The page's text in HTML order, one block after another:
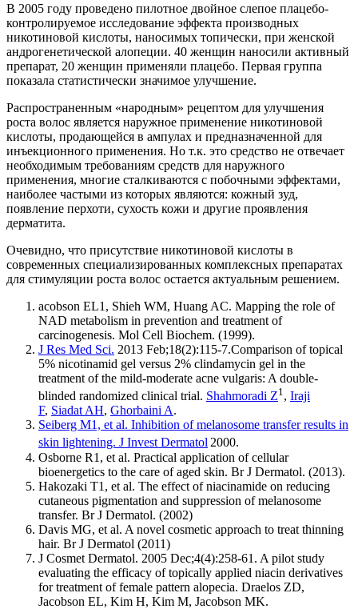
В 2005 году проведено пилотное двойное слепое плацебо-
контролируемое исследование эффекта производных
никотиновой кислоты, наносимых топически, при женской
андрогенетической алопеции. 40 женщин наносили активный
препарат, 20 женщин применяли плацебо. Первая группа
показала статистически значимое улучшение.
Распространенным «народным» рецептом для улучшения
роста волос является наружное применение никотиновой
кислоты, продающейся в ампулах и предназначенной для
инъекционного применения. Но т.к. это средство не отвечает
необходимым требованиям средств для наружного
применения, многие сталкиваются с побочными эффектами,
наиболее частыми из которых являются: кожный зуд,
появление перхоти, сухость кожи и другие проявления
дерматита.
Очевидно, что присутствие никотиновой кислоты в
современных специализированных комплексных препаратах
для стимуляции роста волос остается актуальным решением.
acobson EL1, Shieh WM, Huang AC. Mapping the role of
NAD metabolism in prevention and treatment of
carcinogenesis. Mol Cell Biochem. (1999).
J Res Med Sci. 2013 Feb;18(2):115-7.Comparison of topical
5% nicotinamid gel versus 2% clindamycin gel in the
treatment of the mild-moderate acne vulgaris: A double-
blinded randomized clinical trial. Shahmoradi Z1 , Iraji
F, Siadat AH, Ghorbaini A.
Seiberg M1, et al. Inhibition of melanosome transfer results in
skin lightening. J Invest Dermatol2000.
Osborne R1, et al. Practical application of cellular
bioenergetics to the care of aged skin. Br J Dermatol. (2013).
Hakozaki T1, et al. The effect of niacinamide on reducing
cutaneous pigmentation and suppression of melanosome
transfer. Br J Dermatol. (2002)
Davis MG, et al. A novel cosmetic approach to treat thinning
hair. Br J Dermatol (2011)
J Cosmet Dermatol. 2005 Dec;4(4):258-61. A pilot study
evaluating the efficacy of topically applied niacin derivatives
for treatment of female pattern alopecia. Draelos ZD,
Jacobson EL, Kim H, Kim M, Jacobson MK.